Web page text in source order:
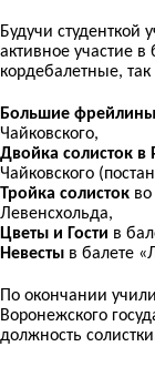
Будучи
активное участие в
кордебалетные,
Большие
Чайковского,
Двойка солисток в
Чайковского
Тройка солисток
Левенсхольда,
Цветы и Гости в
Невесты в балете
По окончании
Воронежского
должность